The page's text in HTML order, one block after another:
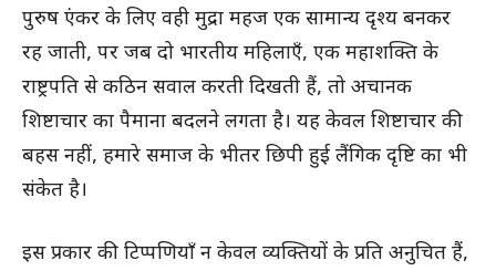
पुरुष एंकर के लिए वही मुद्रा महज एक सामान्य दृश्य बनकर
रह जाती, पर जब दो भारतीय महिलाएँ, एक महाशक्ति के
राष्ट्रपति से कठिन सवाल करती दिखती हैं, तो अचानक
शिष्टाचार का पैमाना बदलने लगता है। यह केवल शिष्टाचार की
बहस नहीं, हमारे समाज के भीतर छिपी हुई लैंगिक दृष्टि का भी
संकेत है।
इस प्रकार की टिप्पणियाँ न केवल व्यक्तियों के प्रति अनुचित हैं,